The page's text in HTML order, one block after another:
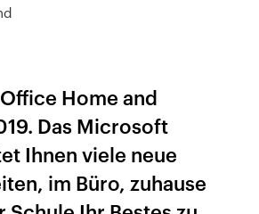
Home and
Das Microsoft
Ihnen viele neue
im Büro, zuhause